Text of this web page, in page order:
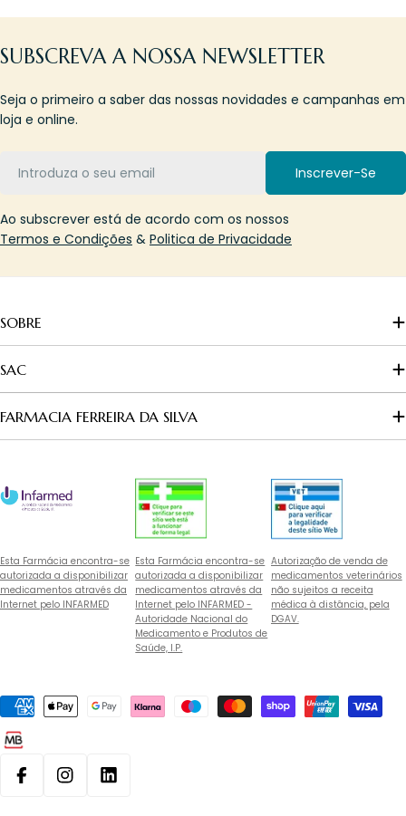
SUBSCREVA A NOSSA NEWSLETTER
Seja o primeiro a saber das nossas novidades e campanhas em
loja e online.
Inscrever-Se
Ao subscrever está de acordo com os nossos
Termos e Condições & Politica de Privacidade
SOBRE
SAC
FARMACIA FERREIRA DA SILVA
Esta Farmácia encontra-se
autorizada a disponibilizar
medicamentos através da
Internet pelo INFARMED
Esta Farmácia encontra-se
autorizada a disponibilizar
medicamentos através da
Internet pelo INFARMED -
Autoridade Nacional do
Medicamento e Produtos de
Saúde, I.P.
Autorização de venda de
medicamentos veterinários
não sujeitos a receita
médica à distância, pela
DGAV.
Métodos
pagamento
FacebookInstagramLinkedin